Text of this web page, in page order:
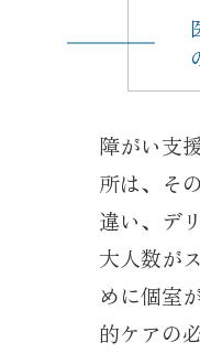
障がい支
所は、そ
違い、デ
大人数が
めに個室
的ケアの